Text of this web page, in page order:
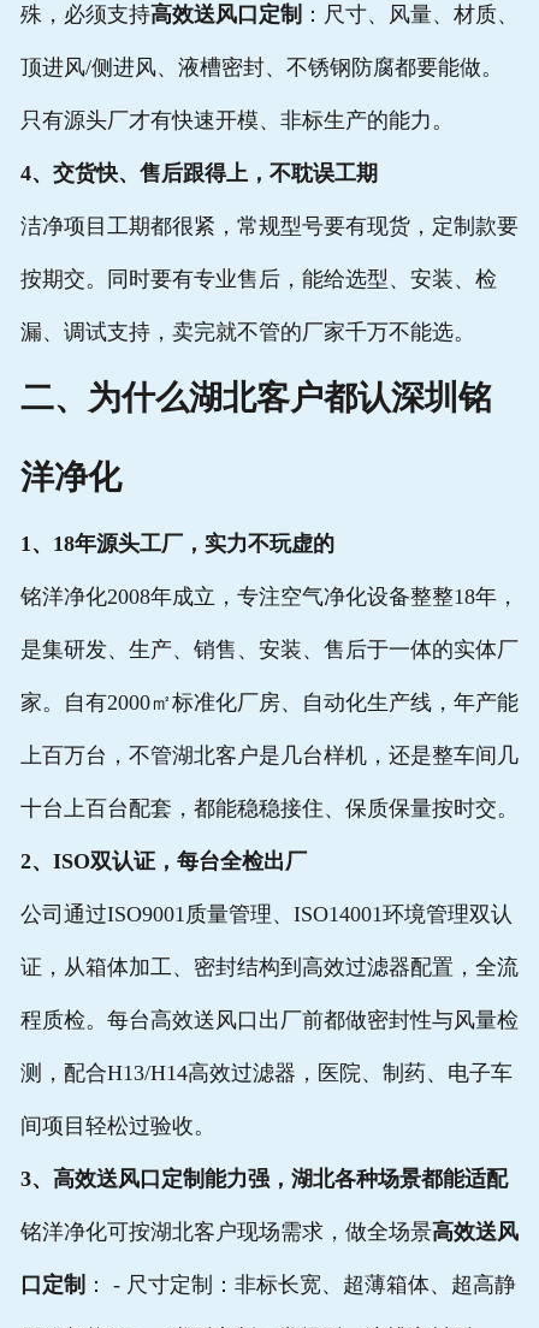
殊，必须支持高效送风口定制 ：尺寸、风量、材质、
顶进风/侧进风、液槽密封、不锈钢防腐都要能做。
只有源头厂才有快速开模、非标生产的能力。
4、交货快、售后跟得上，不耽误工期
洁净项目工期都很紧，常规型号要有现货，定制款要
按期交。同时要有专业售后，能给选型、安装、检
漏、调试支持，卖完就不管的厂家千万不能选。
二、为什么湖北客户都认深圳铭
洋净化
1、18年源头工厂，实力不玩虚的
铭洋净化2008年成立，专注空气净化设备整整18年，
是集研发、生产、销售、安装、售后于一体的实体厂
家。自有2000㎡标准化厂房、自动化生产线，年产能
上百万台，不管湖北客户是几台样机，还是整车间几
十台上百台配套，都能稳稳接住、保质保量按时交。
2、ISO双认证，每台全检出厂
公司通过ISO9001质量管理、ISO14001环境管理双认
证，从箱体加工、密封结构到高效过滤器配置，全流
程质检。每台高效送风口出厂前都做密封性与风量检
测，配合H13/H14高效过滤器，医院、制药、电子车
间项目轻松过验收。
3、高效送风口定制能力强，湖北各种场景都能适配
铭洋净化可按湖北客户现场需求，做全场景高效送风
口定制 ： - 尺寸定制：非标长宽、超薄箱体、超高静